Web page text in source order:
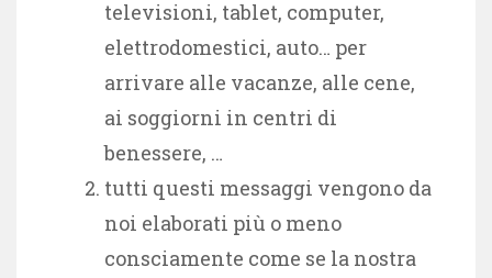
televisioni, tablet, computer,
elettrodomestici, auto… per
arrivare alle vacanze, alle cene,
ai soggiorni in centri di
benessere, …
tutti questi messaggi vengono da
noi elaborati più o meno
consciamente come se la nostra